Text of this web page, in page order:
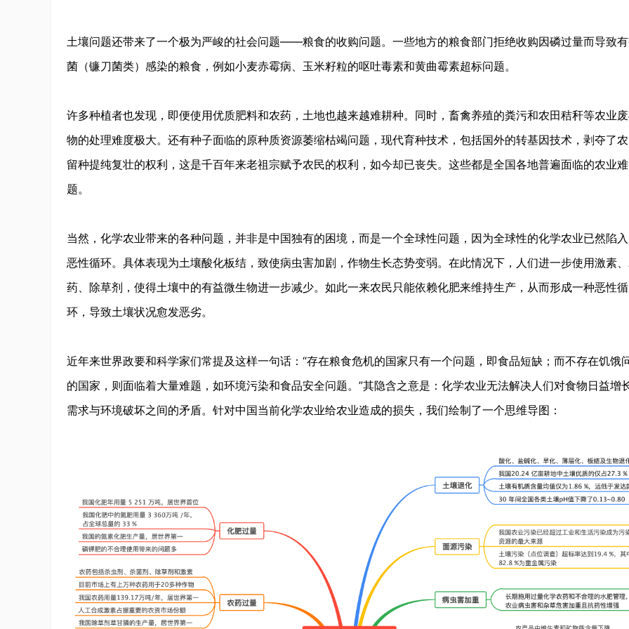
土壤问题还带来了一个极为严峻的社会问题——粮食的收购问题。一些地方的粮食部门拒绝收购因磷过量而导致
菌（镰刀菌类）感染的粮食，例如小麦赤霉病、玉米籽粒的呕吐毒素和黄曲霉素超标问题。
许多种植者也发现，即便使用优质肥料和农药，土地也越来越难耕种。同时，畜禽养殖的粪污和农田秸秆等农业
物的处理难度极大。还有种子面临的原种质资源萎缩枯竭问题，现代育种技术，包括国外的转基因技术，剥夺了
留种提纯复壮的权利，这是千百年来老祖宗赋予农民的权利，如今却已丧失。这些都是全国各地普遍面临的农业难
题。
当然，化学农业带来的各种问题，并非是中国独有的困境，而是一个全球性问题，因为全球性的化学农业已然陷
恶性循环。具体表现为土壤酸化板结，致使病虫害加剧，作物生长态势变弱。在此情况下，人们进一步使用激素
药、除草剂，使得土壤中的有益微生物进一步减少。如此一来农民只能依赖化肥来维持生产，从而形成一种恶性循
环，导致土壤状况愈发恶劣。
近年来世界政要和科学家们常提及这样一句话：“存在粮食危机的国家只有一个问题，即食品短缺；而不存在饥饿
的国家，则面临着大量难题，如环境污染和食品安全问题。”其隐含之意是：化学农业无法解决人们对食物日益增
需求与环境破坏之间的矛盾。针对中国当前化学农业给农业造成的损失，我们绘制了一个思维导图：